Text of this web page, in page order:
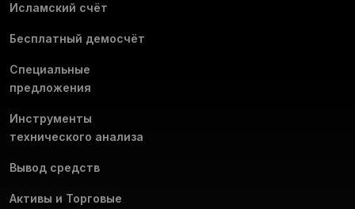
Исламский счёт
Бесплатный демосчёт
Специальные
предложения
Инструменты
технического анализа
Вывод средств
Активы и Торговые